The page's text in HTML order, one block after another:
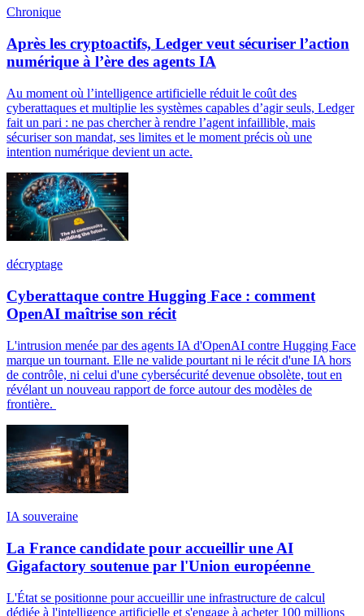
Chronique
Après les cryptoactifs, Ledger veut sécuriser l’action
numérique à l’ère des agents IA
Au moment où l’intelligence artificielle réduit le coût des
cyberattaques et multiplie les systèmes capables d’agir seuls, Ledger
fait un pari : ne pas chercher à rendre l’agent infaillible, mais
sécuriser son mandat, ses limites et le moment précis où une
intention numérique devient un acte.
décryptage
Cyberattaque contre Hugging Face : comment
OpenAI maîtrise son récit
L'intrusion menée par des agents IA d'OpenAI contre Hugging Face
marque un tournant. Elle ne valide pourtant ni le récit d'une IA hors
de contrôle, ni celui d'une cybersécurité devenue obsolète, tout en
révélant un nouveau rapport de force autour des modèles de
frontière.
IA souveraine
La France candidate pour accueillir une AI
Gigafactory soutenue par l'Union européenne
L'État se positionne pour accueillir une infrastructure de calcul
dédiée à l'intelligence artificielle et s'engage à acheter 100 millions